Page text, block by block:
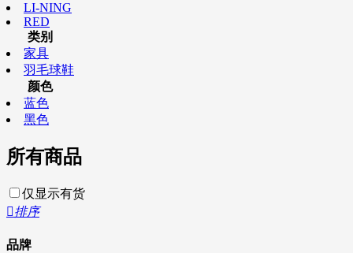
LI-NING
RED
类别
家具
羽毛球鞋
颜色
蓝色
黑色
所有商品
仅显示有货
排序
品牌